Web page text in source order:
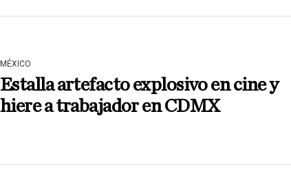
MÉXICO
Estalla artefacto explosivo en cine y
hiere a trabajador en CDMX